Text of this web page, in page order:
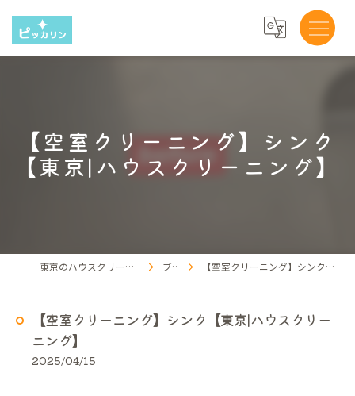
【空室クリーニング】シンク
【東京|ハウスクリーニング】
東京のハウスクリーニングならピッカリン ブログ 【空室クリーニング】シンク【東京|ハウスクリーニング】
【空室クリーニング】シンク【東京|ハウスクリー
ニング】
2025/04/15